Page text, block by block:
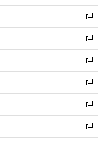
開
く
ウ
で
開
く
ン
ド
ウ
で
開
く
新
し
い
ウ
ィ
ン
ド
ウ
で
開
く
新
し
い
ウ
ィ
ン
ド
ウ
で
開
新
し
い
ウ
ィ
ン
ド
ウ
新
し
い
ウ
ィ
ン
新
し
い
ウ
新
し